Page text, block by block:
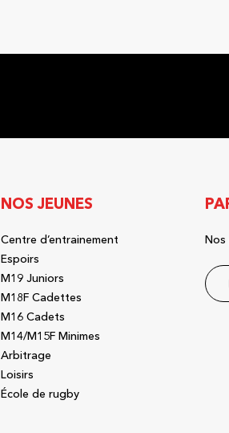
NOS JEUNES
Centre d’entrainement
Espoirs
M19 Juniors
M18F Cadettes
M16 Cadets
M14/M15F Minimes
Arbitrage
Loisirs
École de rugby
Nos